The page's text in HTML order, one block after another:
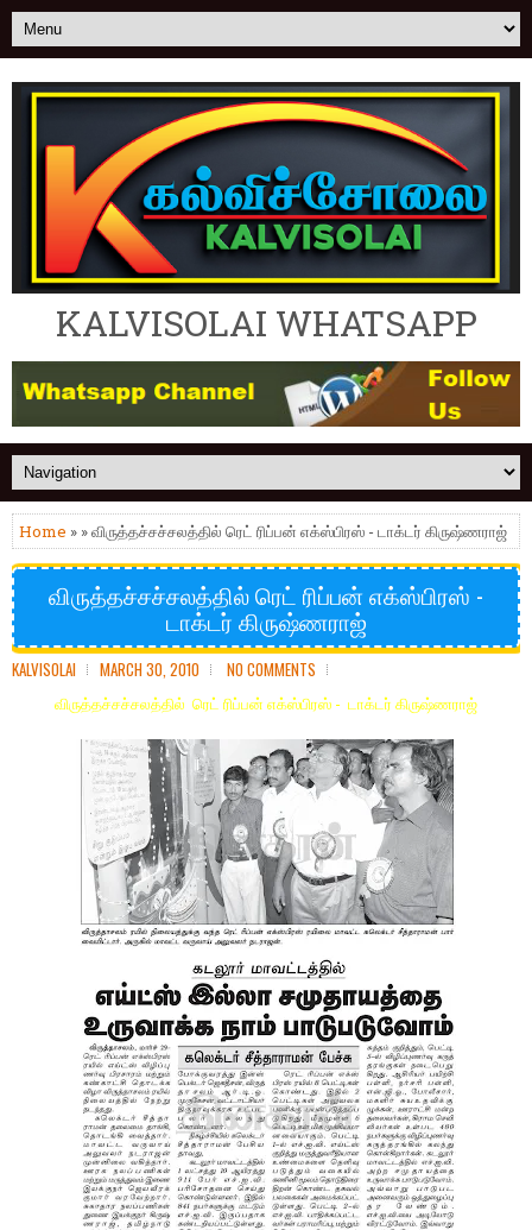
KALVISOLAI WHATSAPP
Home » » விருத்தச்சச்சலத்தில் ரெட் ரிப்பன் எக்ஸ்பிரஸ் - டாக்டர் கிருஷ்ணராஜ்
விருத்தச்சச்சலத்தில் ரெட் ரிப்பன் எக்ஸ்பிரஸ் -
டாக்டர் கிருஷ்ணராஜ்
KALVISOLAI MARCH 30, 2010 NO COMMENTS
விருத்தச்சச்சலத்தில் ரெட் ரிப்பன் எக்ஸ்பிரஸ் - டாக்டர் கிருஷ்ணராஜ்